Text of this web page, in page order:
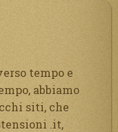
tempo e
abbiamo
siti, che
.it,